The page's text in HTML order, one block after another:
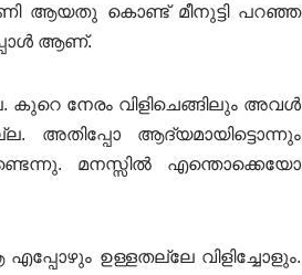
പണി ആയതു കൊണ്ട് മീനുട്ടി പറഞ്ഞ
ആണ്.
നേരം വിളിചെങ്ങിലും അവൾ
അതിപ്പോ ആദ്യമായിട്ടൊന്നും
മനസ്സിൽ എന്തൊക്കെയോ
ഉള്ളതല്ലേ വിളിച്ചോളും.